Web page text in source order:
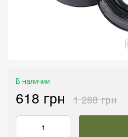
В наличии
618 грн 1 288 грн